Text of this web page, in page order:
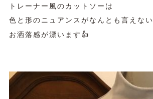
トレーナー風のカットソーは
色と形のニュアンスがなんとも言えない
お洒落感が漂います👍